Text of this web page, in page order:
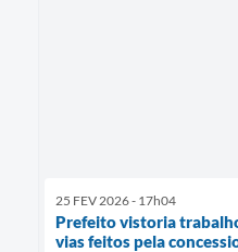
25 FEV 2026 - 17h04
Prefeito vistoria
vias feitos pela